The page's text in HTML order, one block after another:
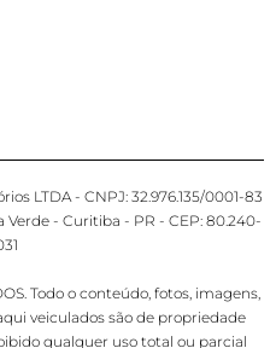
LTDA - CNPJ: 32.976.135/0001-83
- Curitiba - PR - CEP: 80.240-
Todo o conteúdo, fotos, imagens,
veiculados são de propriedade
qualquer uso total ou parcial